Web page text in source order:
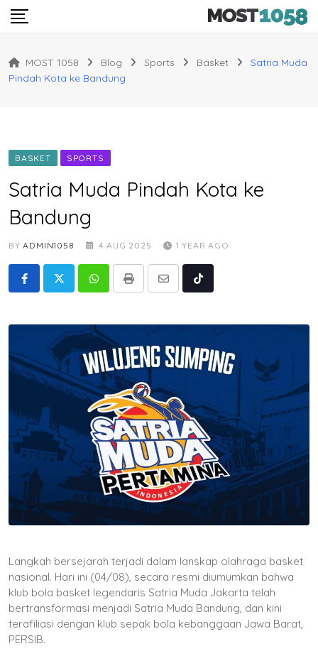
Skip
MOST 1058 Blog Sports Basket
Satria Muda
Pindah Kota ke Bandung
BASKET SPORTS
Satria Muda Pindah Kota ke
Bandung
BYADMIN1058 4 AUG 2025 1 YEAR AGO
WhatsappPrint
Share
Tiktok
Langkah bersejarah terjadi dalam lanskap olahraga basket
nasional. Hari ini (04/08), secara resmi diumumkan bahwa
klub bola basket legendaris Satria Muda Jakarta telah
bertransformasi menjadi Satria Muda Bandung, dan kini
terafiliasi dengan klub sepak bola kebanggaan Jawa Barat,
PERSIB.